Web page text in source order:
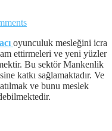
oyunculuk mesleğini icra
ettirmeleri ve yeni yüzler
Bu sektör Mankenlik
katkı sağlamaktadır. Ve
ve bunu meslek